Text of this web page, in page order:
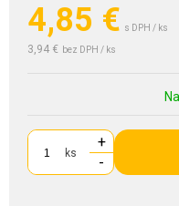
4,85 € s DPH / ks
3,94 € bez DPH / ks
ks
+
-